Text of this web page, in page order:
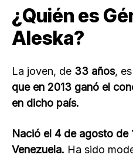
¿Quién es
Aleska?
La joven, de 33 años,
que en 2013 ganó el
en dicho país.
Nació el 4 de agosto de
Venezuela. Ha sido